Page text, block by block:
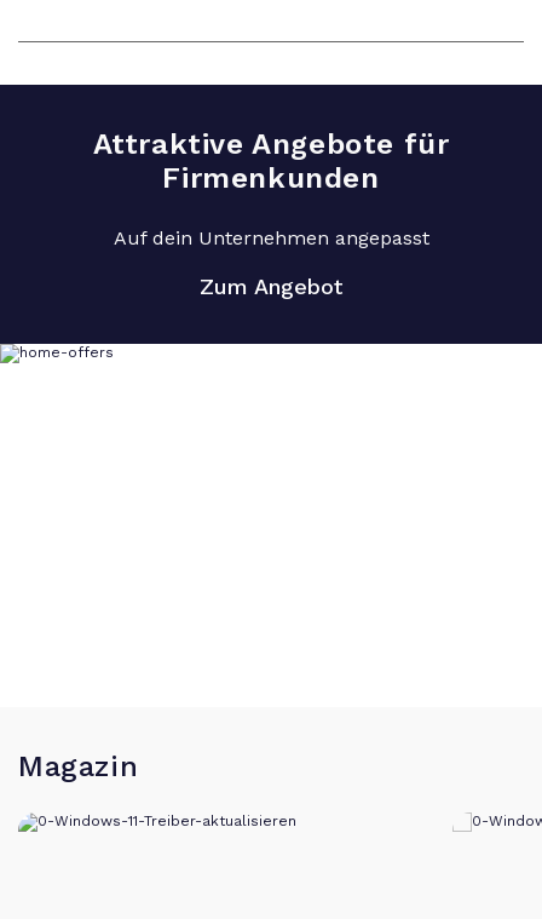
Attraktive Angebote für
Firmenkunden
Auf dein Unternehmen angepasst
Zum Angebot
Magazin